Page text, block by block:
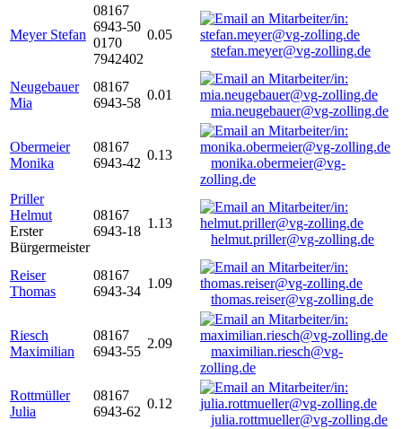
Meyer Stefan
08167
6943-50
0170
7942402
0.05
stefan.meyer@vg-zolling.de
Neugebauer
Mia
08167
6943-58
0.01
mia.neugebauer@vg-zolling.de
Obermeier
Monika
08167
6943-42
0.13
monika.obermeier@vg-
zolling.de
Priller
Helmut
Erster
Bürgermeister
08167
6943-18
1.13
helmut.priller@vg-zolling.de
Reiser
Thomas
08167
6943-34
1.09
thomas.reiser@vg-zolling.de
Riesch
Maximilian
08167
6943-55
2.09
maximilian.riesch@vg-
zolling.de
Rottmüller
Julia
08167
6943-62
0.12
julia.rottmueller@vg-zolling.de